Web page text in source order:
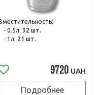
- 0.5л: 32 шт.
- 1л: 21 шт.
9720 UAH
Подробнее